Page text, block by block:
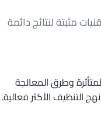
مثبتة لنتائج دائمة
وطرق المعالجة
التنظيف الأكثر فعالية.